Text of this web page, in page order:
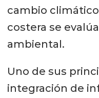
cambio
costera se
ambiental.
Uno de sus
integración de